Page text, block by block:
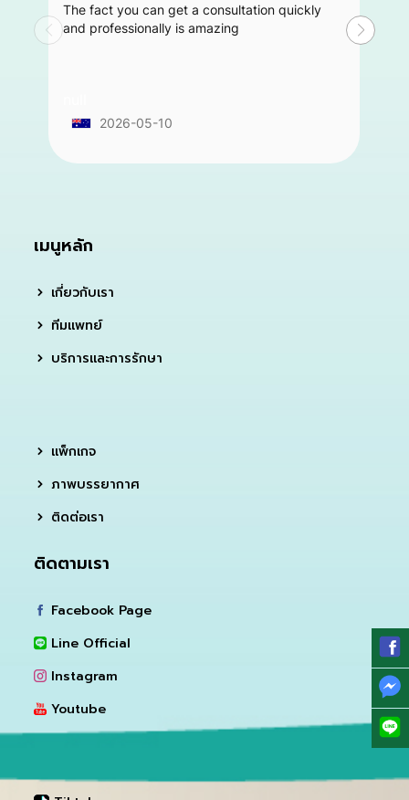
The fact you can get a consultation quickly
and professionally is amazing
2026-05-10
เมนูหลัก
เกี่ยวกับเรา
ทีมแพทย์
บริการและการรักษา
แพ็กเกจ
ภาพบรรยากาศ
ติดต่อเรา
ติดตามเรา
Facebook Page
Line Official
Instagram
Youtube